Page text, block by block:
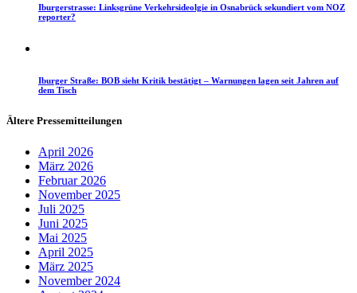
Iburgerstrasse: Linksgrüne Verkehrsideolgie in Osnabrück sekundiert vom NOZ
reporter?
Iburger Straße: BOB sieht Kritik bestätigt – Warnungen lagen seit Jahren auf
dem Tisch
Ältere Pressemitteilungen
April 2026
März 2026
Februar 2026
November 2025
Juli 2025
Juni 2025
Mai 2025
April 2025
März 2025
November 2024